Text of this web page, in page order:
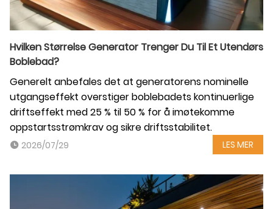
Hvilken Størrelse Generator Trenger Du Til Et Utendørs
Boblebad?
Generelt anbefales det at generatorens nominelle
utgangseffekt overstiger boblebadets kontinuerlige
driftseffekt med 25 % til 50 % for å imøtekomme
oppstartsstrømkrav og sikre driftsstabilitet.
2026/07/29 LES MER